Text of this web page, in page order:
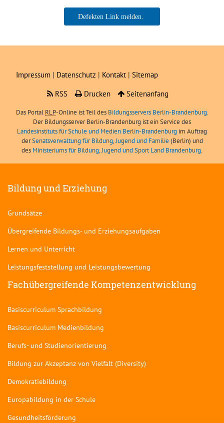
Boris Angerer, LIBRA
Impressum | Datenschutz | Kontakt | Sitemap
RSS
Drucken Seitenanfang
Das Portal RLP-Online ist Teil des Bildungsservers Berlin-Brandenburg.
Der Bildungsserver Berlin-Brandenburg ist ein Service des
Landesinstituts für Schule und Medien Berlin-Brandenburg im Auftrag
derSenatsverwaltung für Bildung, Jugend und Familie (Berlin) und
des Ministeriums für Bildung, Jugend und Sport Land Brandenburg.
Bildung und Erziehung
Grundsätze
Übergreifende Bildungs- und Erziehungsaufgaben
Lernen und Unterricht
Leistungsfeststellung und Leistungsbewertung
Fachübergreifende Kompetenzentwicklung
Basiscurriculum Sprachbildung
Basiscurriculum Medienbildung
Berufs- und Studienorientierung
Bildung zur Akzeptanz von Vielfalt (Diversity)
Demokratiebildung
Europabildung in der Schule
Gesundheitsförderung